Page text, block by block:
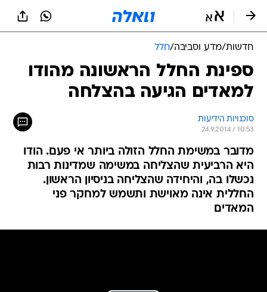
חדשות/מדע וסביבה/חלל
ספינת החלל הראשונה מהודו
למאדים הגיעה בהצלחה
סוכנויות הידיעות
24.9.2014 / 10:53
מדובר במשימת החלל הזולה ביותר אי פעם. הודו
היא הרביעית שהצליחה במשימה שמדינות רבות
נכשלו בה, והיחידה שהצליחה בניסיון הראשון.
החללית אינה מאוישת ותשמש למחקר פני
המאדים